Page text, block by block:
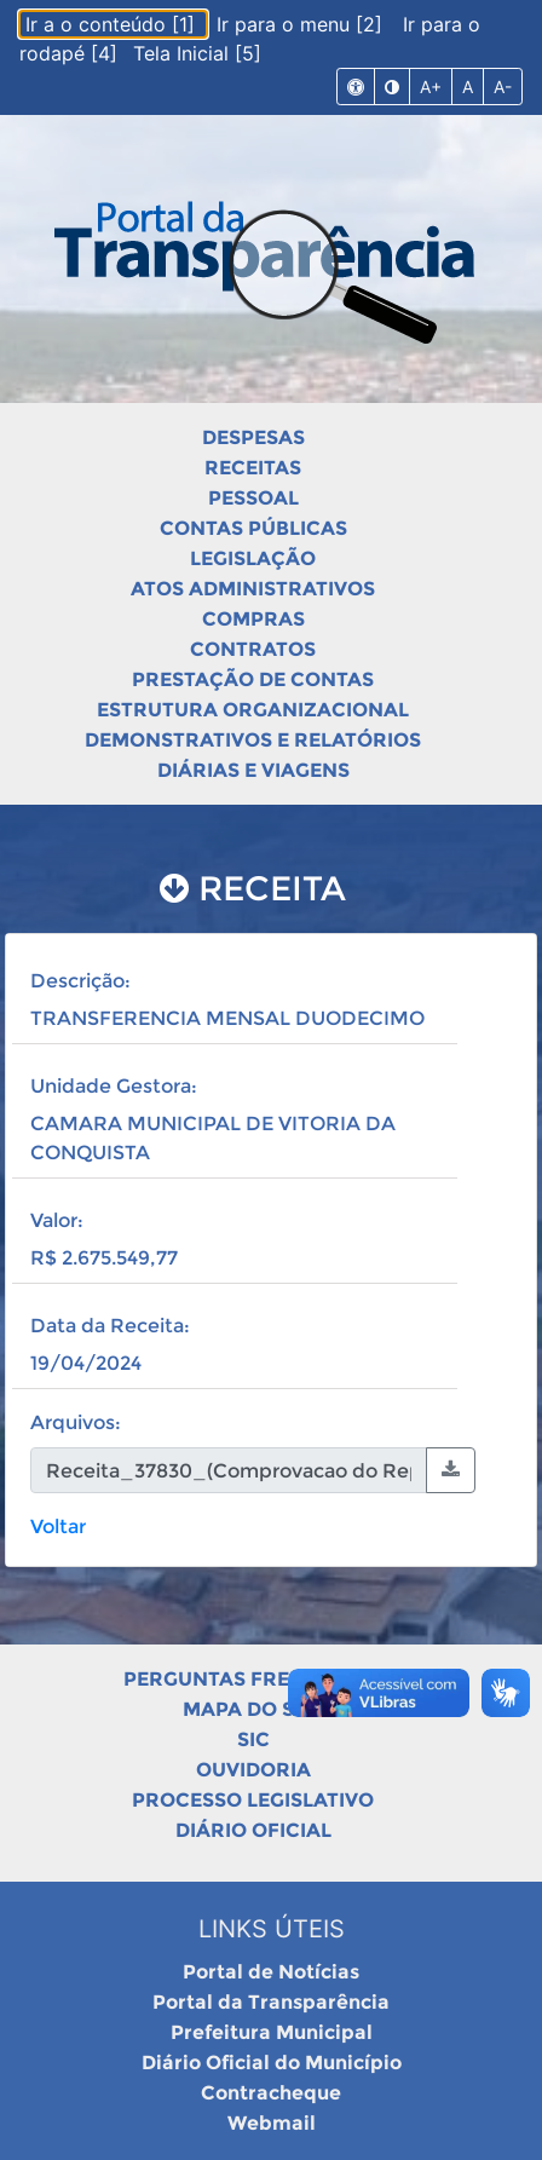
Ir a o conteúdo [1] Ir para o menu [2]
Ir para o
rodapé [4]
Tela Inicial [5]
A+ A A-
DESPESAS
RECEITAS
PESSOAL
CONTAS PÚBLICAS
LEGISLAÇÃO
ATOS ADMINISTRATIVOS
COMPRAS
CONTRATOS
PRESTAÇÃO DE CONTAS
ESTRUTURA ORGANIZACIONAL
DEMONSTRATIVOS E RELATÓRIOS
DIÁRIAS E VIAGENS
RECEITA
Descrição:
TRANSFERENCIA MENSAL DUODECIMO
Unidade Gestora:
CAMARA MUNICIPAL DE VITORIA DA
CONQUISTA
Valor:
R$ 2.675.549,77
Data da Receita:
19/04/2024
Arquivos:
Voltar
PERGUNTAS FREQUENTES
MAPA DO SITE
SIC
OUVIDORIA
PROCESSO LEGISLATIVO
DIÁRIO OFICIAL
LINKS ÚTEIS
Portal de Notícias
Portal da Transparência
Prefeitura Municipal
Diário Oficial do Município
Contracheque
Webmail